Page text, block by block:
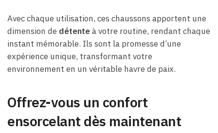
Avec chaque utilisation, ces chaussons apportent une
dimension de détenteà votre routine, rendant chaque
instant mémorable. Ils sont la promesse d’une
expérience unique, transformant votre
environnement en un véritable havre de paix.
Offrez-vous un confort
ensorcelant dès maintenant